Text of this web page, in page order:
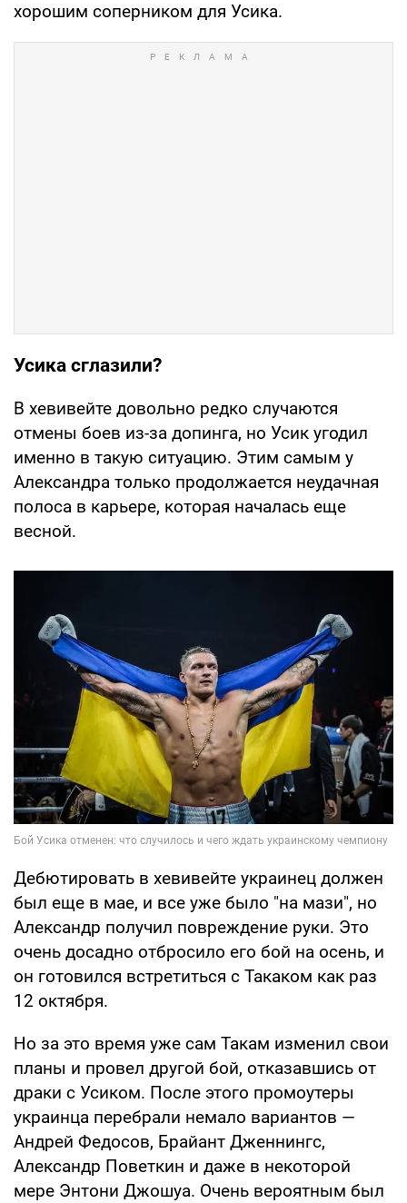
хорошим соперником для Усика.
Усика сглазили?
В хевивейте довольно редко случаются
отмены боев из-за допинга, но Усик угодил
именно в такую ситуацию. Этим самым у
Александра только продолжается неудачная
полоса в карьере, которая началась еще
весной.
Дебютировать в хевивейте украинец должен
был еще в мае, и все уже было "на мази", но
Александр получил повреждение руки. Это
очень досадно отбросило его бой на осень, и
он готовился встретиться с Такаком как раз
12 октября.
Но за это время уже сам Такам изменил свои
планы и провел другой бой, отказавшись от
драки с Усиком. После этого промоутеры
украинца перебрали немало вариантов —
Андрей Федосов, Брайант Дженнингс,
Александр Поветкин и даже в некоторой
мере Энтони Джошуа. Очень вероятным был